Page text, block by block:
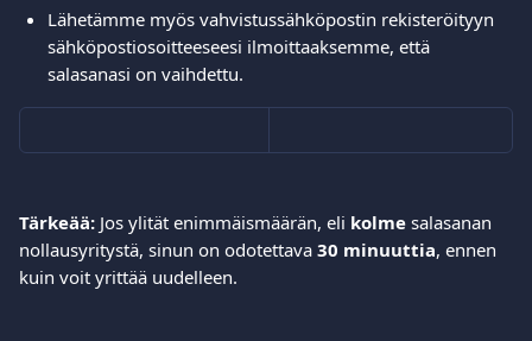
Lähetämme myös vahvistussähköpostin rekisteröityyn
sähköpostiosoitteeseesi ilmoittaaksemme, että
salasanasi on vaihdettu.
Tärkeää: Jos ylität enimmäismäärän, eli kolme salasanan
nollausyritystä, sinun on odotettava 30 minuuttia, ennen
kuin voit yrittää uudelleen.